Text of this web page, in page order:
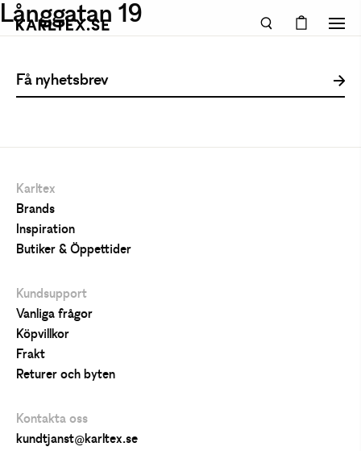
Långgatan 19
Karltex
Brands
Inspiration
Butiker & Öppettider
Kundsupport
Vanliga frågor
Köpvillkor
Frakt
Returer och byten
Kontakta oss
kundtjanst@karltex.se